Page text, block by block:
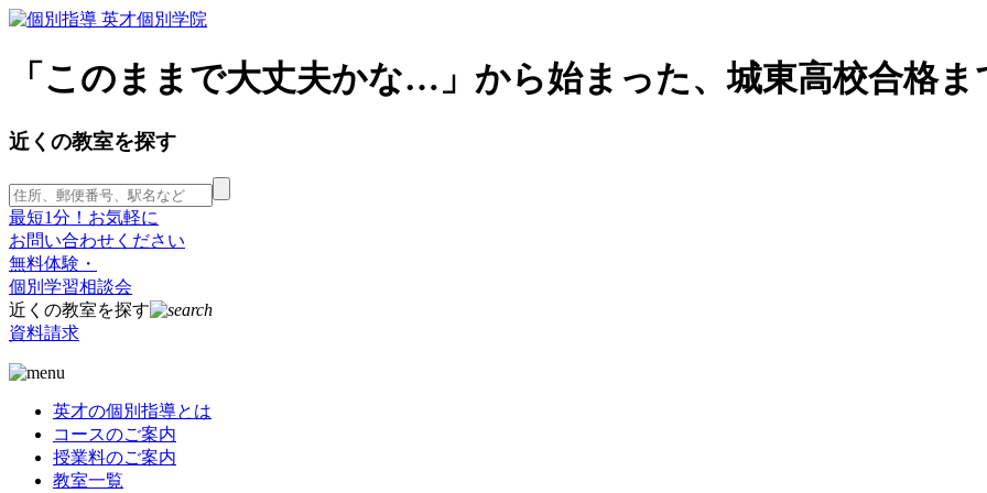
「このままで大丈夫かな…」から始まった、城東高校合格ま
近くの教室を探す
最短1分！お気軽に
お問い合わせください
無料体験・
個別学習相談会
近くの教室を探す
資料請求
英才の個別指導とは
コースのご案内
授業料のご案内
教室一覧